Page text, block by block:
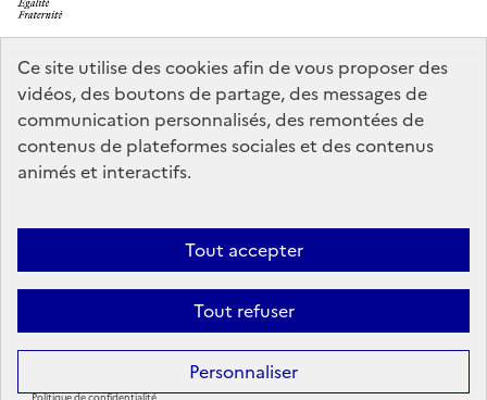
Ce site utilise des cookies afin de vous proposer des
vidéos, des boutons de partage, des messages de
communication personnalisés, des remontées de
contenus de plateformes sociales et des contenus
animés et interactifs.
Tout accepter
Tout refuser
Personnaliser
legifrance.gouv.fr
info.gouv.fr
service-public.gouv.fr
data.gouv.fr
Nous contacter Mentions légales
Politique générale de protection
Accessibilité : partiellement conforme
d’utilisation des témoins de connexion (cookies)
Sauf mention contraire, tous les contenus de ce site sont sous